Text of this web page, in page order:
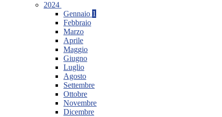
2024
Gennaio 1
Febbraio
Marzo
Aprile
Maggio
Giugno
Luglio
Agosto
Settembre
Ottobre
Novembre
Dicembre